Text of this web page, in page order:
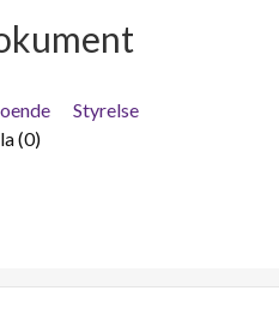
Styrelse
(0)